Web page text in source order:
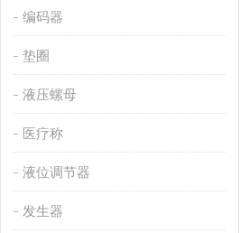
编码器
垫圈
液压螺母
医疗称
液位调节器
发生器